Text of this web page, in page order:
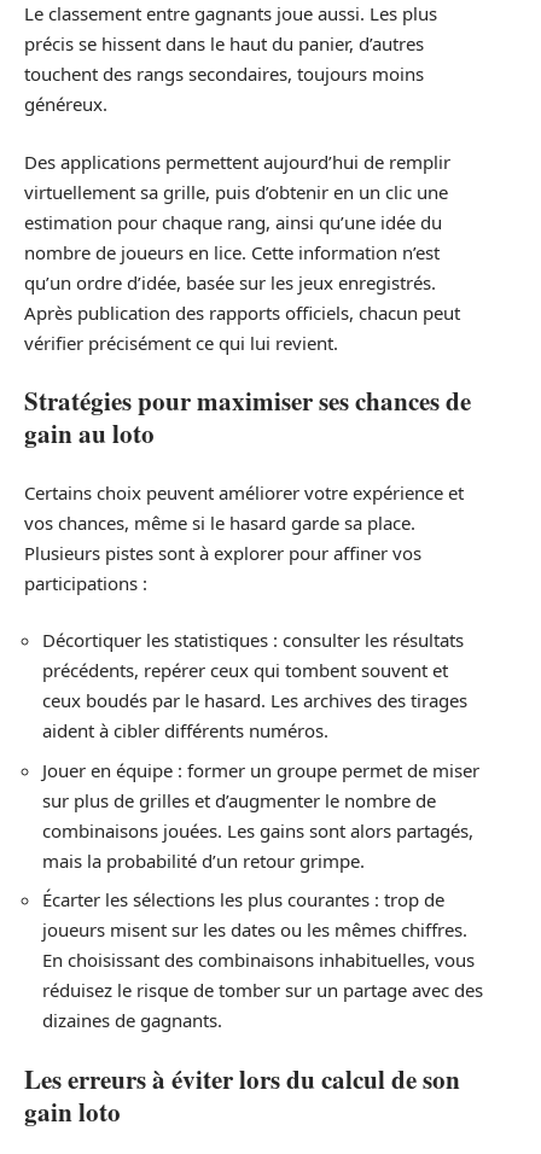
Le classement entre gagnants joue aussi. Les plus
précis se hissent dans le haut du panier, d’autres
touchent des rangs secondaires, toujours moins
généreux.
Des applications permettent aujourd’hui de remplir
virtuellement sa grille, puis d’obtenir en un clic une
estimation pour chaque rang, ainsi qu’une idée du
nombre de joueurs en lice. Cette information n’est
qu’un ordre d’idée, basée sur les jeux enregistrés.
Après publication des rapports officiels, chacun peut
vérifier précisément ce qui lui revient.
Stratégies pour maximiser ses chances de
gain au loto
Certains choix peuvent améliorer votre expérience et
vos chances, même si le hasard garde sa place.
Plusieurs pistes sont à explorer pour affiner vos
participations :
Décortiquer les statistiques : consulter les résultats
précédents, repérer ceux qui tombent souvent et
ceux boudés par le hasard. Les archives des tirages
aident à cibler différents numéros.
Jouer en équipe : former un groupe permet de miser
sur plus de grilles et d’augmenter le nombre de
combinaisons jouées. Les gains sont alors partagés,
mais la probabilité d’un retour grimpe.
Écarter les sélections les plus courantes : trop de
joueurs misent sur les dates ou les mêmes chiffres.
En choisissant des combinaisons inhabituelles, vous
réduisez le risque de tomber sur un partage avec des
dizaines de gagnants.
Les erreurs à éviter lors du calcul de son
gain loto